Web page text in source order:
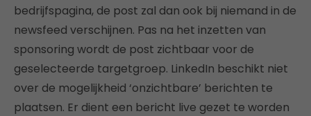
bedrijfspagina, de post zal dan ook bij niemand in de
newsfeed verschijnen. Pas na het inzetten van
sponsoring wordt de post zichtbaar voor de
geselecteerde targetgroep. LinkedIn beschikt niet
over de mogelijkheid ‘onzichtbare’ berichten te
plaatsen. Er dient een bericht live gezet te worden